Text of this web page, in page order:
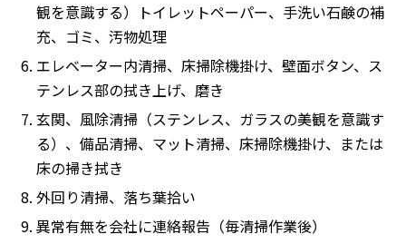
観を意識する）トイレットペーパー、手洗い石鹸の補
充、ゴミ、汚物処理
エレベーター内清掃、床掃除機掛け、壁面ボタン、ス
テンレス部の拭き上げ、磨き
玄関、風除清掃（ステンレス、ガラスの美観を意識す
る）、備品清掃、マット清掃、床掃除機掛け、または
床の掃き拭き
外回り清掃、落ち葉拾い
異常有無を会社に連絡報告（毎清掃作業後）